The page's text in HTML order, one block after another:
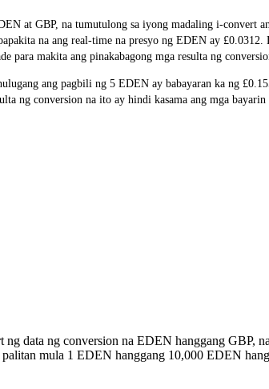
at GBP, na tumutulong sa iyong madaling i-
na ang real-time na presyo ng EDEN ay
para makita ang pinakabagong mga resulta ng
ang pagbili ng 5 EDEN ay babayaran ka ng
ng conversion na ito ay hindi kasama ang mga
ng data ng conversion na EDEN hanggang GBP,
mula 1 EDEN hanggang 10,000 EDEN